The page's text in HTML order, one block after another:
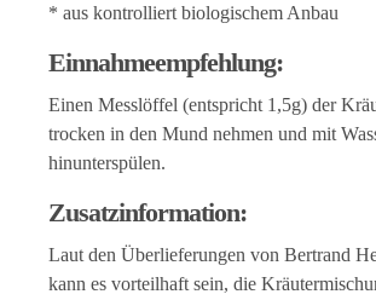
* aus kontrolliert biologischem Anbau
Einnahmeempfehlung:
Einen Messlöffel (entspricht 1,5g) der
trocken in den Mund nehmen und mit
hinunterspülen.
Zusatzinformation:
Laut den Überlieferungen von Bertrand
kann es vorteilhaft sein, die